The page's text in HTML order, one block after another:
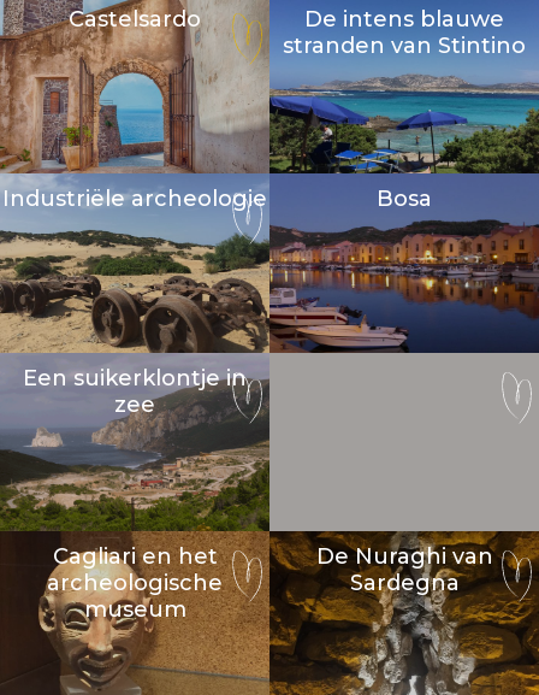
Castelsardo
De intens blauwe
stranden van Stintino
Industriële archeologie Bosa
Een suikerklontje in
zee
Cagliari en het
archeologische
museum
De Nuraghi van
Sardegna